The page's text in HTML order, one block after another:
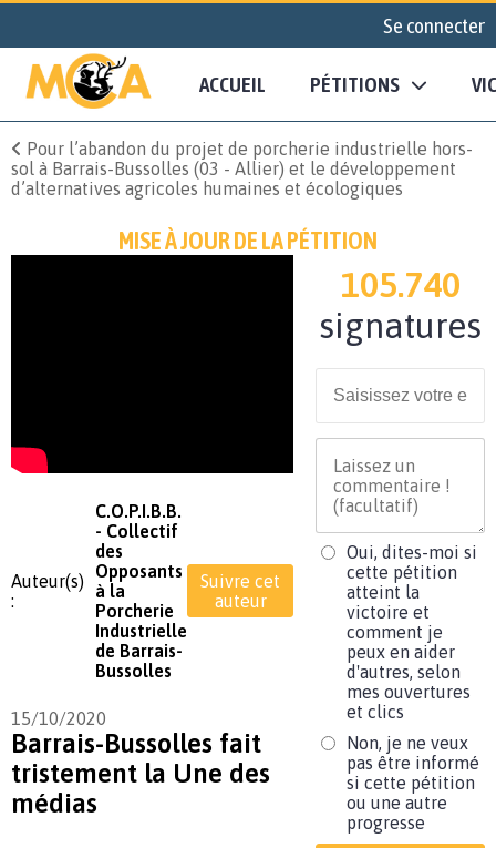
Se connecter
ACCUEIL PÉTITIONS
Pour l’abandon du projet de porcherie industrielle hors-
sol à Barrais-Bussolles (03 - Allier) et le développement
d’alternatives agricoles humaines et écologiques
MISE À JOUR DE LA PÉTITION
Auteur(s)
:
C.O.P.I.B.B.
- Collectif
des
Opposants
à la
Porcherie
Industrielle
de Barrais-
Bussolles
Suivre cet
auteur
15/10/2020
Barrais-Bussolles fait
tristement la Une des
médias
105.740
signatures
Oui, dites-moi si
cette pétition
atteint la
victoire et
comment je
peux en aider
d'autres, selon
mes ouvertures
et clics
Non, je ne veux
pas être informé
si cette pétition
ou une autre
progresse